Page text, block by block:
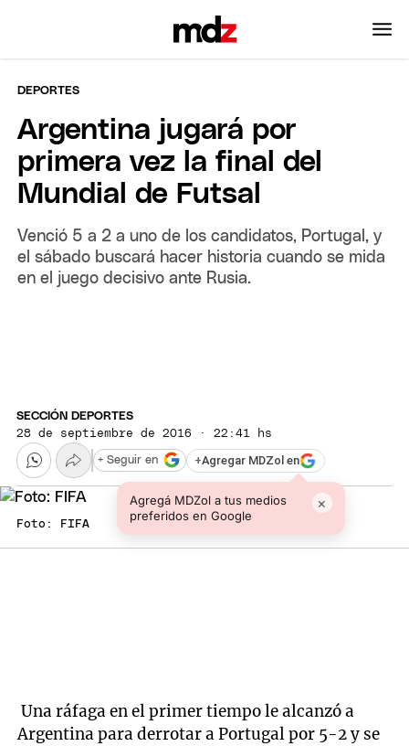
DEPORTES
Argentina jugará por
primera vez la final del
Mundial de Futsal
Venció 5 a 2 a uno de los candidatos, Portugal, y
el sábado buscará hacer historia cuando se mida
en el juego decisivo ante Rusia.
SECCIÓN DEPORTES
28 de septiembre de 2016 · 22:41 hs
+Agregar MDZol en
Agregá MDZol a tus medios
preferidos en Google
×
+ Seguir en
Foto: FIFA
Una ráfaga en el primer tiempo le alcanzó a
Argentina para derrotar a Portugal por 5-2 y se